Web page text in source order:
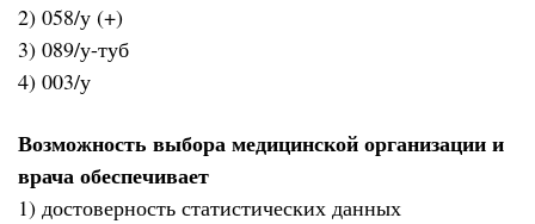
2) 058/у (+)
3) 089/у-туб
4) 003/у
Возможность выбора медицинской организации и
врача обеспечивает
1) достоверность статистических данных